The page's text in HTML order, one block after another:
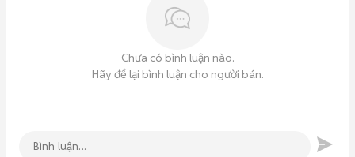
Chưa có bình luận nào.
Hãy để lại bình luận cho người bán.